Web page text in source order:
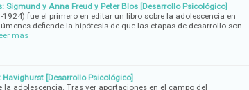
Sigmund y Anna Freud y Peter Blos [Desarrollo Psicológico]
fue el primero en editar un libro sobre la adolescencia en
defiende la hipótesis de que las etapas de desarrollo son
más
Havighurst [Desarrollo Psicológico]
adolescencia. Tras ver aportaciones en el campo del